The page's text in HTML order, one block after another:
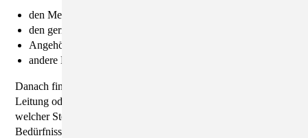
den Menschen mit Behinderung selbst
den gerichtlich bestellten Betreuer
Angehörige des Menschen mit Behinderung
andere Einrichtungen und Behörden
Danach findet ein Erstgespräch und ein Rundgang mit der
Leitung oder dem sozialen Dienst statt und es wird geprüft, an
welcher Stelle die aufzunehmende Person richtig und ihren
Bedürfnissen angemessen untergebracht werden könnte. Im